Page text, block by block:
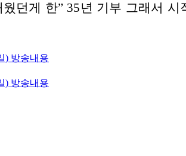
웠던게 한” 35년 기부 그래서 시
) 방송내용
) 방송내용